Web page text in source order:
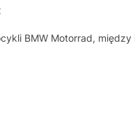
BMW Motorrad, między